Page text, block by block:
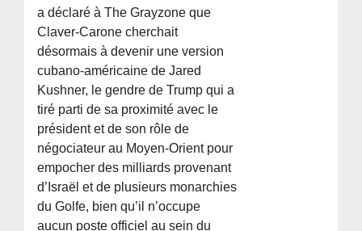
a déclaré à The Grayzone que
Claver-Carone cherchait
désormais à devenir une version
cubano-américaine de Jared
Kushner, le gendre de Trump qui a
tiré parti de sa proximité avec le
président et de son rôle de
négociateur au Moyen-Orient pour
empocher des milliards provenant
d’Israël et de plusieurs monarchies
du Golfe, bien qu’il n’occupe
aucun poste officiel au sein du